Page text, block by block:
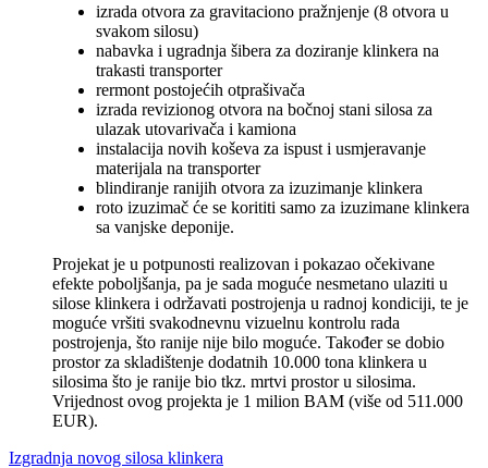
izrada otvora za gravitaciono pražnjenje (8 otvora u
svakom silosu)
nabavka i ugradnja šibera za doziranje klinkera na
trakasti transporter
rermont postojećih otprašivača
izrada revizionog otvora na bočnoj stani silosa za
ulazak utovarivača i kamiona
instalacija novih koševa za ispust i usmjeravanje
materijala na transporter
blindiranje ranijih otvora za izuzimanje klinkera
roto izuzimač će se korititi samo za izuzimane klinkera
sa vanjske deponije.
Projekat je u potpunosti realizovan i pokazao očekivane
efekte poboljšanja, pa je sada moguće nesmetano ulaziti u
silose klinkera i održavati postrojenja u radnoj kondiciji, te je
moguće vršiti svakodnevnu vizuelnu kontrolu rada
postrojenja, što ranije nije bilo moguće. Također se dobio
prostor za skladištenje dodatnih 10.000 tona klinkera u
silosima što je ranije bio tkz. mrtvi prostor u silosima.
Vrijednost ovog projekta je 1 milion BAM (više od 511.000
EUR).
Izgradnja novog silosa klinkera